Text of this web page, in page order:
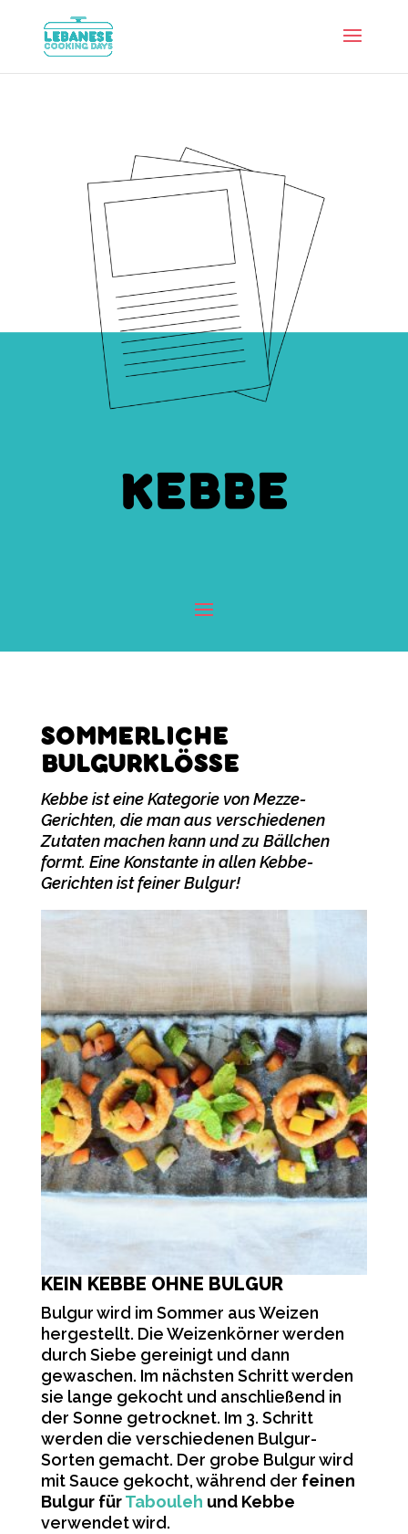
KEBBE
SOMMERLICHE
BULGURKLÖSSE
Kebbe ist eine Kategorie von Mezze-
Gerichten, die man aus verschiedenen
Zutaten machen kann und zu Bällchen
formt. Eine Konstante in allen Kebbe-
Gerichten ist feiner Bulgur!
-
KEIN KEBBE OHNE BULGUR
Bulgur wird im Sommer aus Weizen
hergestellt. Die Weizenkörner werden
durch Siebe gereinigt und dann
gewaschen. Im nächsten Schritt werden
sie lange gekocht und anschließend in
der Sonne getrocknet. Im 3. Schritt
werden die verschiedenen Bulgur-
Sorten gemacht. Der grobe Bulgur wird
mit Sauce gekocht, während der feinen
Bulgur fürTabouleh und Kebbe
verwendet wird.